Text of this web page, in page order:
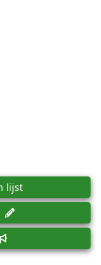
lijst